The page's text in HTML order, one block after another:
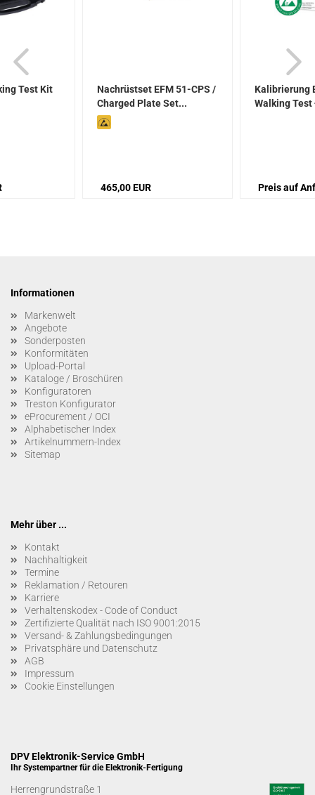
Test Kit
Nachrüstset EFM 51-CPS /
Charged Plate Set...
465,00 EUR
Kalibrierung
Walking Test
Preis auf
Informationen
Markenwelt
Angebote
Sonderposten
Konformitäten
Upload-Portal
Kataloge / Broschüren
Konfiguratoren
Treston Konfigurator
eProcurement / OCI
Alphabetischer Index
Artikelnummern-Index
Sitemap
Mehr über ...
Kontakt
Nachhaltigkeit
Termine
Reklamation / Retouren
Karriere
Verhaltenskodex - Code of Conduct
Zertifizierte Qualität nach ISO 9001:2015
Versand- & Zahlungsbedingungen
Privatsphäre und Datenschutz
AGB
Impressum
Cookie Einstellungen
DPV Elektronik-Service GmbH
Ihr Systempartner für die Elektronik-Fertigung
Herrengrundstraße 1